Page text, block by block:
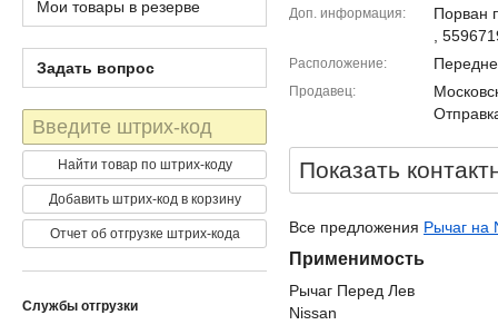
Доп. информация
Порван
,
Расположение
Продавец
Показать
Все предложения Рычаг на
Применимость
Рычаг Перед Лев
Nissan
Мои товары в резерве
Задать вопрос
Штрих-
код
Найти товар по штрих-коду
Добавить штрих-код в корзину
Отчет об отгрузке штрих-кода
Службы отгрузки